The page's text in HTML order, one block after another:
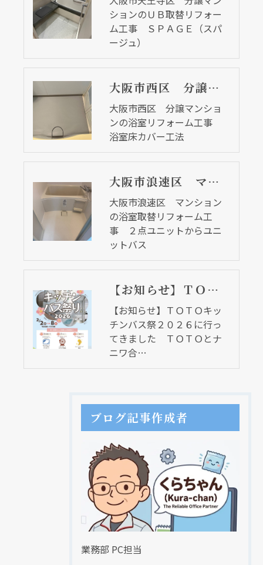
ションのＵＢ取替リフォー
ム工事 ＳＰＡＧＥ（スパ
ージュ）
大阪市西区 分譲マンションの浴室リフォーム工事 浴室床カバー工法
大阪市西区 分譲マンショ
ンの浴室リフォーム工事
浴室床カバー工法
大阪市浪速区 マンションの浴室取替リフォーム工事 ２点ユニットからユニットバス
大阪市浪速区 マンション
の浴室取替リフォーム工
事 ２点ユニットからユニ
ットバス
【お知らせ】ＴＯＴＯキッチンバス祭２０２６に行ってきました ＴＯＴＯとナニワ合同イベント
【お知らせ】ＴＯＴＯキッ
チンバス祭２０２６に行っ
てきました ＴＯＴＯとナ
ニワ合…
ブログ記事作成者
業務部 PC担当